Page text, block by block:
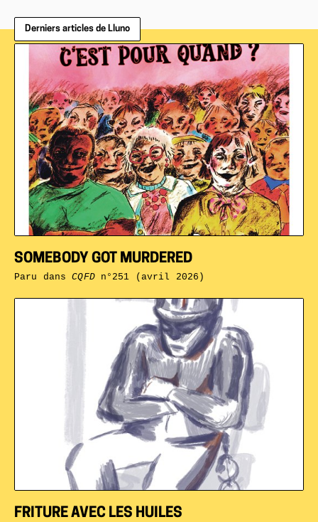
Derniers articles de Lluno
FRITURE AVEC LES HUILES
SOMEBODY GOT MURDERED
Paru dansCQFDn°251 (avril 2026)